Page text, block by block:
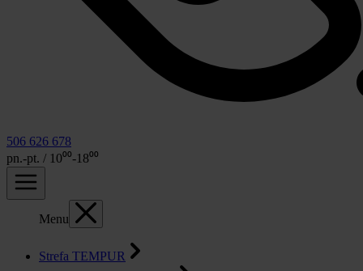
506 626 678
pn.-pt. / 10⁰⁰-18⁰⁰
Menu
Strefa TEMPUR